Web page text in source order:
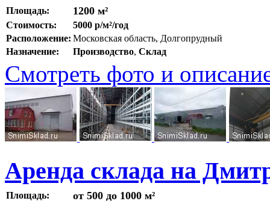
Площадь: 1200 м²
Стоимость:
5000 р/м²/год
Расположение: Московская область, Долгопрудный
Назначение:
Производство, Склад
Смотреть фото и
Аренда склада на
Площадь: от 500 до 1000 м²